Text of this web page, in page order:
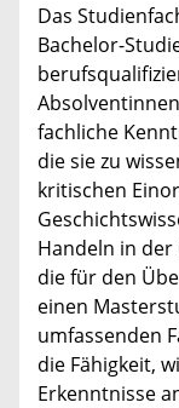
Das
Bachelor-
fachliche
die sie zu
kritischen
Handeln in der
die für den
einen
umfassenden
die Fähigkeit,
Erkenntnisse